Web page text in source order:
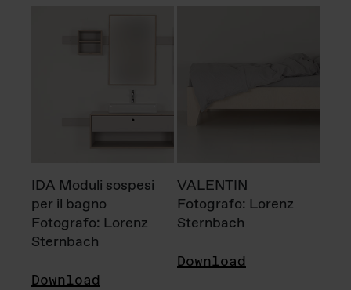
IDA Moduli sospesi
per il bagno
Fotografo: Lorenz
Sternbach
Download
VALENTIN
Fotografo: Lorenz
Sternbach
Download